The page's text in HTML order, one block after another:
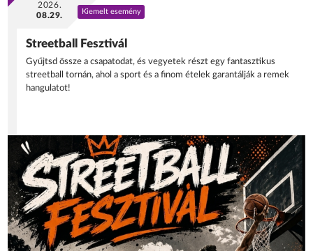
2026.
08.29.
Kiemelt esemény
Streetball Fesztivál
Gyűjtsd össze a csapatodat, és vegyetek részt egy fantasztikus
streetball tornán, ahol a sport és a finom ételek garantálják a remek
hangulatot!